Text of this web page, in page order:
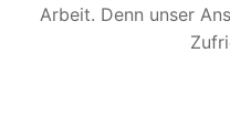
Arbeit. Denn unser